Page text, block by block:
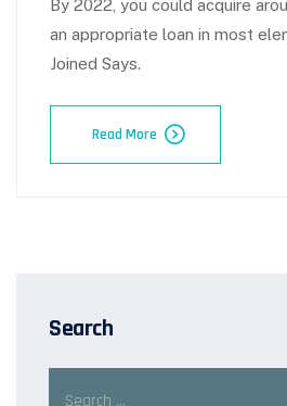
By 2022, you could acquire
an appropriate loan in most
Joined Says.
Read More
Search